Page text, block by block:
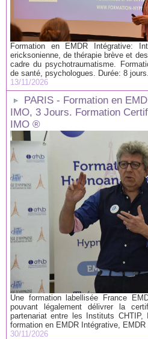
Formation en EMDR Intégrative:
ericksonienne, de thérapie brève et
cadre du psychotraumatisme.
de santé, psychologues. Durée: 8
13/11/2026
PARIS - Formation en
IMO, 3 Jours. Formation
IMO ®
Une formation labellisée France
pouvant légalement délivrer la
partenariat entre les Instituts CHTIP,
formation en EMDR Intégrative, EMDR
30/11/2026